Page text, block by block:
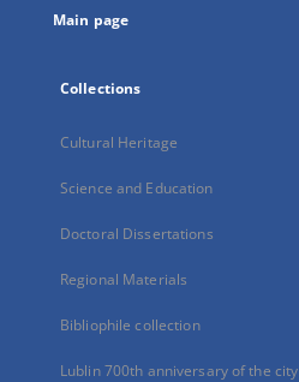
Main page
Collections
Cultural Heritage
Science and Education
Doctoral Dissertations
Regional Materials
Bibliophile collection
Lublin 700th anniversary of the city